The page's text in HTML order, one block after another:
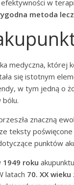
w
metoda
medyczna, której
się istotnym
w tym jedną o
bólu.
znaczną
teksty
punktów
1949 roku
latach 70. XX wieku